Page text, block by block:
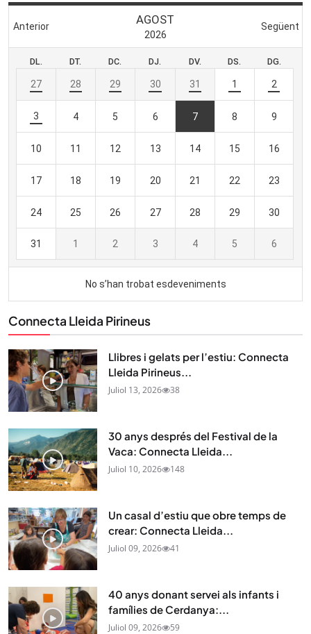
Connecta Lleida Pirineus
Llibres i gelats per l’estiu: Connecta
Lleida Pirineus...
Juliol 13, 2026 38
30 anys després del Festival de la
Vaca: Connecta Lleida...
Juliol 10, 2026 148
Un casal d’estiu que obre temps de
crear: Connecta Lleida...
Juliol 09, 2026 41
40 anys donant servei als infants i
famílies de Cerdanya:...
Juliol 09, 2026 59